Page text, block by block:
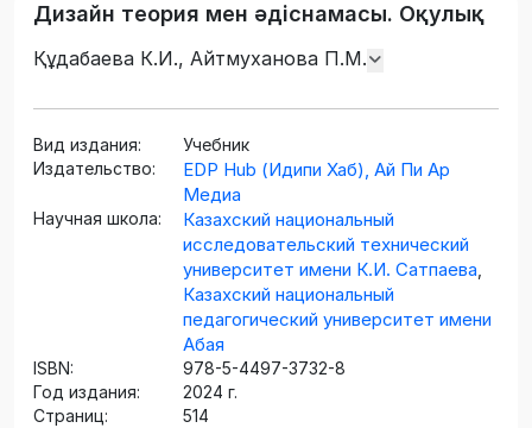
Дизайн теория мен әдіснамасы. Оқулық
Құдабаева К.И., Айтмуханова П.М.
Вид издания:
Учебник
Издательство:
EDP Hub (Идипи Хаб), Ай Пи Ар
Медиа
Научная школа:
Казахский национальный
исследовательский технический
университет имени К.И. Сатпаева
Казахский национальный
педагогический университет имени
Абая
ISBN:
978-5-4497-3732-8
Год издания:
2024 г.
Страниц:
514